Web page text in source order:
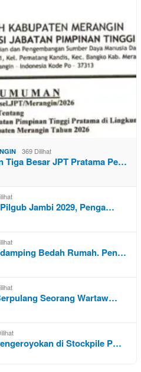
369 Dilihat
Tiga Besar JPT Pratama Pe…
Jambi 2029, Penga…
Bedah Rumah. Pen…
Seorang Wartaw…
di Stockpile P…